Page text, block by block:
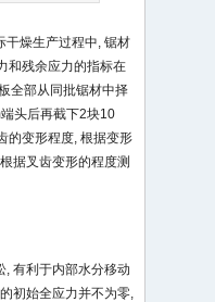
干燥生产过程中, 锯材
和残余应力的指标在
全部从同批锯材中择
头后再截下2块10
的变形程度, 根据变形
据叉齿变形的程度测
, 有利于内部水分移动
初始全应力并不为零,